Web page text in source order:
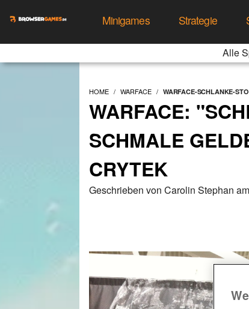
Minigames Strategie
Alle
HOME WARFACE WARFACE-SCHLANKE-
WARFACE:
SCHMALE
CRYTEK
Geschrieben von Carolin Stephan